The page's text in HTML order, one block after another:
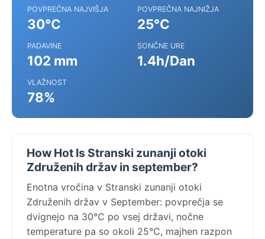
POVPREČNA NAJVIŠJA
30°C
POVPREČNA NAJNIŽJA
25°C
PADAVINE
102 mm
SONČNE URE
1.4h/Dan
VLAŽNOST
78%
How Hot Is Stranski zunanji otoki
Združenih držav in september?
Enotna vročina v Stranski zunanji otoki
Združenih držav v September: povprečja se
dvignejo na 30°C po vsej državi, nočne
temperature pa so okoli 25°C, majhen razpon